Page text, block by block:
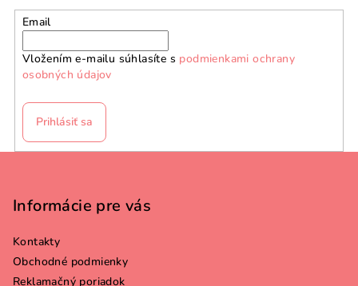
Email
Vložením e-mailu súhlasíte s podmienkami ochrany
osobných údajov
Prihlásiť sa
Informácie pre vás
Kontakty
Obchodné podmienky
Reklamačný poriadok